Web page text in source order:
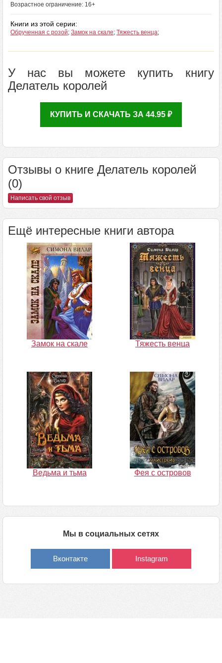
Возрастное ограничение: 16+
Книги из этой серии:
Обрученная с розой; Замок на скале; Тяжесть венца;
У нас вы можете купить книгу
Делатель королей
КУПИТЬ И СКАЧАТЬ ЗА 44.95 ₽
Отзывы о книге Делатель королей
(0)
Написать свой отзыв
Ещё интересные книги автора
Замок на скале Тяжесть венца
Ведьма и тьма Фея с островов
Мы в социальных сетях
Вконтакте Instagram